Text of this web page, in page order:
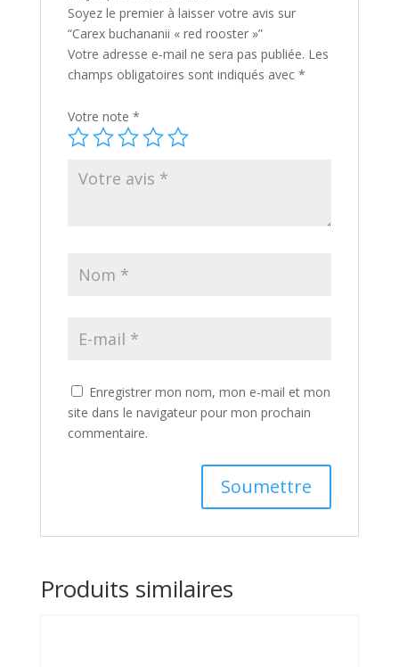
Soyez le premier à laisser votre avis sur
“Carex buchananii « red rooster »”
Votre adresse e-mail ne sera pas publiée. Les
champs obligatoires sont indiqués avec *
Votre note *
Enregistrer mon nom, mon e-mail et mon
site dans le navigateur pour mon prochain
commentaire.
Produits similaires